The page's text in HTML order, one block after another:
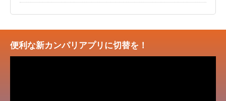
便利な新カンパリアプリに切替を！